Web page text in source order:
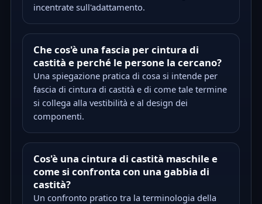
incentrate sull'adattamento.
Che cos'è una fascia per cintura di
castità e perché le persone la cercano?
Una spiegazione pratica di cosa si intende per
fascia di cintura di castità e di come tale termine
si collega alla vestibilità e al design dei
componenti.
Cos'è una cintura di castità maschile e
come si confronta con una gabbia di
castità?
Un confronto pratico tra la terminologia della